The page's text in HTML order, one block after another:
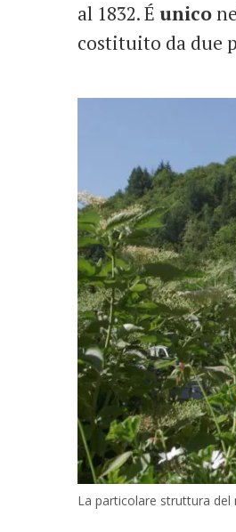
al 1832. É unico
costituito da due
La particolare struttura del